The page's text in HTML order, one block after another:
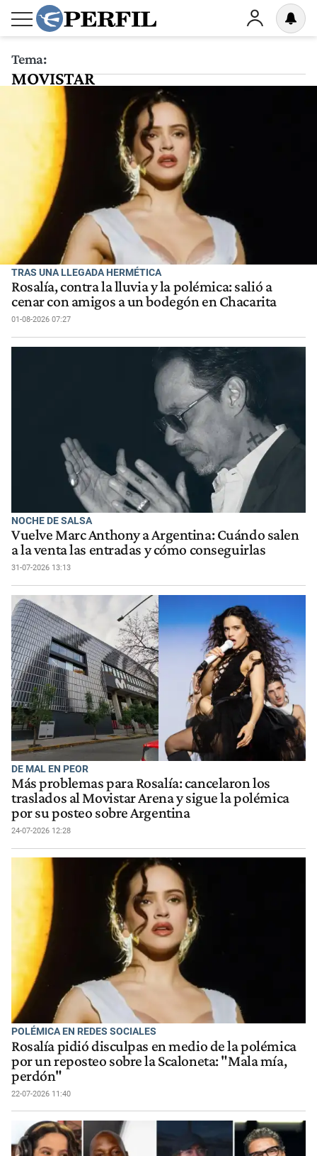
Tema:
MOVISTAR
TRAS UNA LLEGADA HERMÉTICA
Rosalía, contra la lluvia y la polémica: salió a
cenar con amigos a un bodegón en Chacarita
01-08-2026 07:27
NOCHE DE SALSA
Vuelve Marc Anthony a Argentina: Cuándo salen
a la venta las entradas y cómo conseguirlas
31-07-2026 13:13
DE MAL EN PEOR
Más problemas para Rosalía: cancelaron los
traslados al Movistar Arena y sigue la polémica
por su posteo sobre Argentina
24-07-2026 12:28
POLÉMICA EN REDES SOCIALES
Rosalía pidió disculpas en medio de la polémica
por un reposteo sobre la Scaloneta: "Mala mía,
perdón"
22-07-2026 11:40